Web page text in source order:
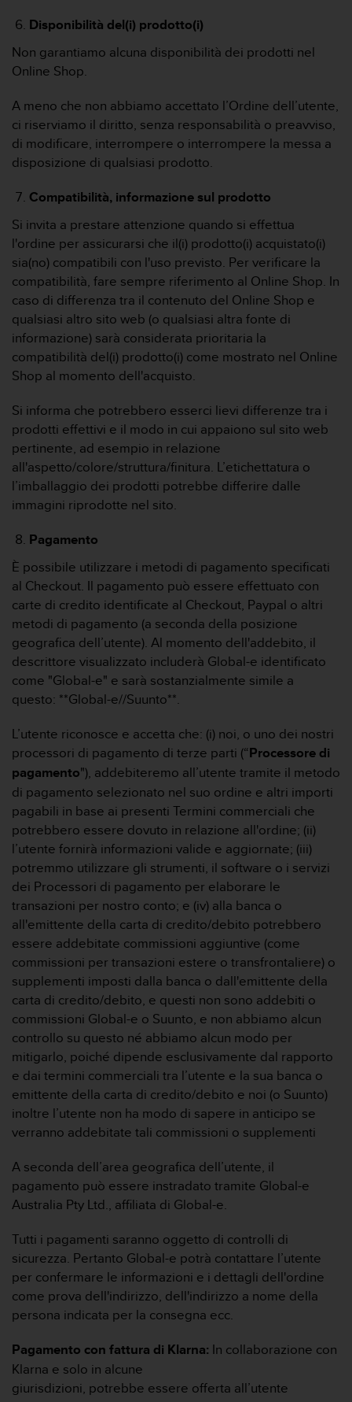
Disponibilità del(i) prodotto(i)
Non garantiamo alcuna disponibilità dei prodotti nel
Online Shop.
A meno che non abbiamo accettato l’Ordine dell’utente,
ci riserviamo il diritto, senza responsabilità o preavviso,
di modificare, interrompere o interrompere la messa a
disposizione di qualsiasi prodotto.
Compatibilità, informazione sul prodotto
Si invita a prestare attenzione quando si effettua
l'ordine per assicurarsi che il(i) prodotto(i) acquistato(i)
sia(no) compatibili con l'uso previsto. Per verificare la
compatibilità, fare sempre riferimento al Online Shop. In
caso di differenza tra il contenuto del Online Shop e
qualsiasi altro sito web (o qualsiasi altra fonte di
informazione) sarà considerata prioritaria la
compatibilità del(i) prodotto(i) come mostrato nel Online
Shop al momento dell'acquisto.
Si informa che potrebbero esserci lievi differenze tra i
prodotti effettivi e il modo in cui appaiono sul sito web
pertinente, ad esempio in relazione
all'aspetto/colore/struttura/finitura. L’etichettatura o
l’imballaggio dei prodotti potrebbe differire dalle
immagini riprodotte nel sito.
Pagamento
È possibile utilizzare i metodi di pagamento specificati
al Checkout. Il pagamento può essere effettuato con
carte di credito identificate al Checkout, Paypal o altri
metodi di pagamento (a seconda della posizione
geografica dell’utente). Al momento dell'addebito, il
descrittore visualizzato includerà Global-e identificato
come "Global-e" e sarà sostanzialmente simile a
questo: **Global-e//Suunto**.
L’utente riconosce e accetta che: (i) noi, o uno dei nostri
processori di pagamento di terze parti (“Processore di
pagamento"), addebiteremo all’utente tramite il metodo
di pagamento selezionato nel suo ordine e altri importi
pagabili in base ai presenti Termini commerciali che
potrebbero essere dovuto in relazione all'ordine; (ii)
l’utente fornirà informazioni valide e aggiornate; (iii)
potremmo utilizzare gli strumenti, il software o i servizi
dei Processori di pagamento per elaborare le
transazioni per nostro conto; e (iv) alla banca o
all'emittente della carta di credito/debito potrebbero
essere addebitate commissioni aggiuntive (come
commissioni per transazioni estere o transfrontaliere) o
supplementi imposti dalla banca o dall'emittente della
carta di credito/debito, e questi non sono addebiti o
commissioni Global-e o Suunto, e non abbiamo alcun
controllo su questo né abbiamo alcun modo per
mitigarlo, poiché dipende esclusivamente dal rapporto
e dai termini commerciali tra l’utente e la sua banca o
emittente della carta di credito/debito e noi (o Suunto)
inoltre l’utente non ha modo di sapere in anticipo se
verranno addebitate tali commissioni o supplementi
A seconda dell’area geografica dell’utente, il
pagamento può essere instradato tramite Global-e
Australia Pty Ltd., affiliata di Global-e.
Tutti i pagamenti saranno oggetto di controlli di
sicurezza. Pertanto Global-e potrà contattare l’utente
per confermare le informazioni e i dettagli dell'ordine
come prova dell'indirizzo, dell'indirizzo a nome della
persona indicata per la consegna ecc.
Pagamento con fattura di Klarna: In collaborazione con
Klarna e solo in alcune
giurisdizioni, potrebbe essere offerta all’utente